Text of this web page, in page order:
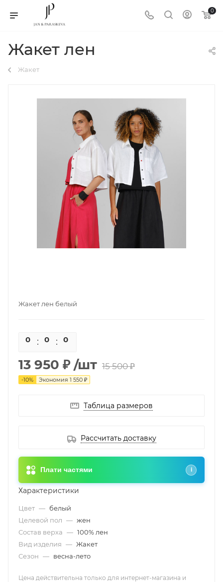
0
Жакет лен
Жакет
Жакет лен белый
0 0 0
13 950 ₽ /шт 15 500 ₽
-10% Экономия 1 550 ₽
Таблица размеров
Рассчитать доставку
Плати частями i
Характеристики
Цвет — белый
Целевой пол — жен
Состав верха — 100% лен
Вид изделия — Жакет
Сезон — весна-лето
Цена действительна только для интернет-магазина и